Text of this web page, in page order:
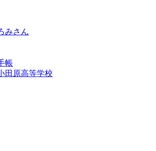
みさん
帳
田原高等学校